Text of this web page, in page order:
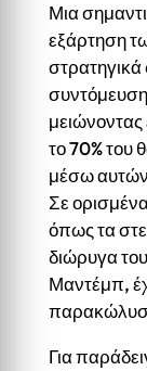
Μια
εξάρτηση
στρατηγικά
μειώνοντας
το 70% του
μέσω
Σε
όπως τα
διώρυγα
Μαντέμπ,
Για